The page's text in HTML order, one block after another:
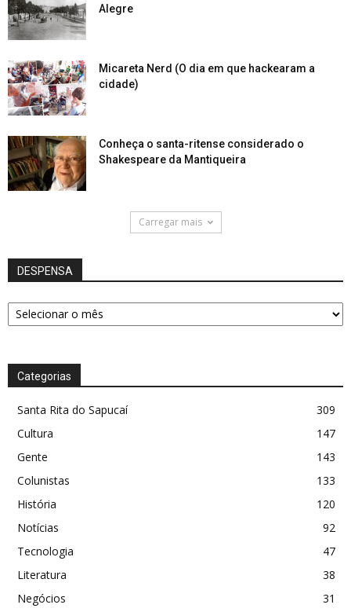
Alegre
Micareta Nerd (O dia em que hackearam a
cidade)
Conheça o santa-ritense considerado o
Shakespeare da Mantiqueira
Carregar mais
DESPENSA
DESPENSA
Categorias
Santa Rita do Sapucaí
309
Cultura
147
Gente
143
Colunistas
133
História
120
Notícias
92
Tecnologia
47
Literatura
38
Negócios
31